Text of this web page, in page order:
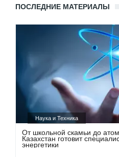
ПОСЛЕДНИЕ МАТЕРИАЛЫ
Наука и Техника
От школьной скамьи до
Казахстан готовит
энергетики